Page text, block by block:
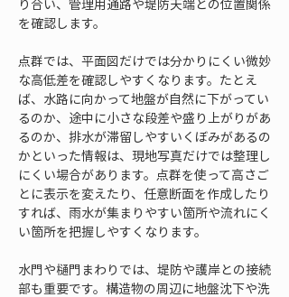
り合い、管理用通路や堤防天端との位置関係
を確認します。
点群では、平面図だけでは分かりにくい微妙
な高低差を確認しやすくなります。たとえ
ば、水路に向かって地盤が自然に下がってい
るのか、途中に小さな段差や盛り上がりがあ
るのか、排水が滞留しやすいくぼみがあるの
かといった情報は、現地写真だけでは整理し
にくい場合があります。点群を使って高さご
とに表示を変えたり、任意断面を作成したり
すれば、雨水が集まりやすい箇所や流れにく
い箇所を把握しやすくなります。
水門や樋門まわりでは、堤防や護岸との接続
部も重要です。構造物の周辺に地盤沈下や洗